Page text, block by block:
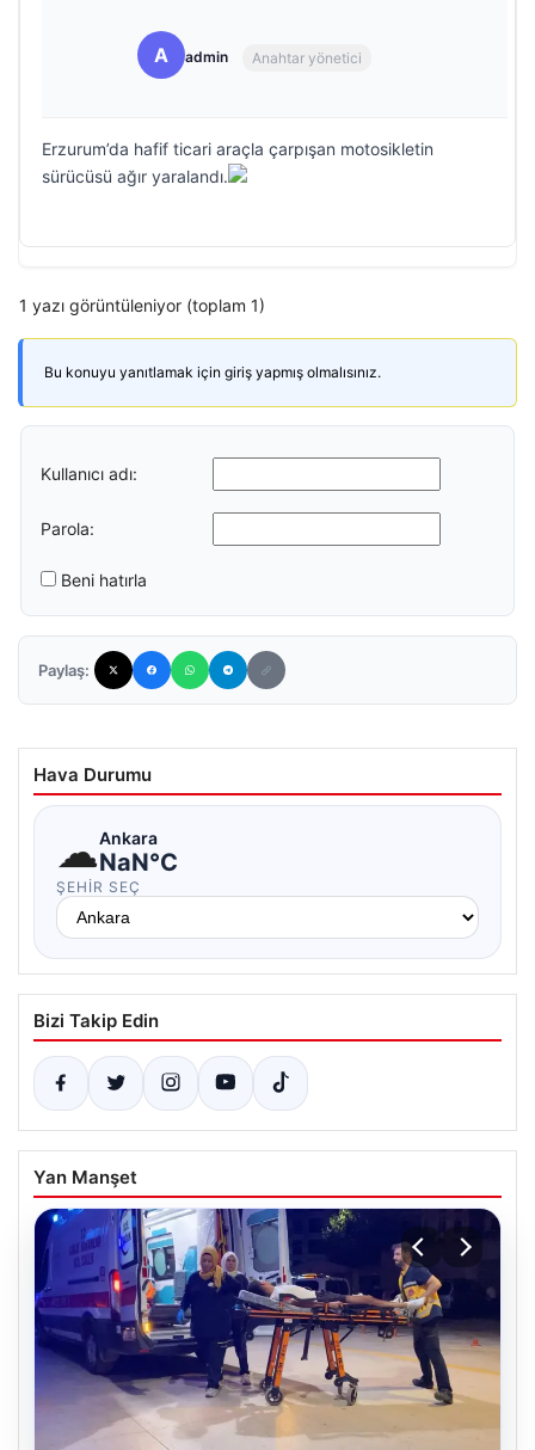
A admin Anahtar yönetici
Erzurum’da hafif ticari araçla çarpışan motosikletin
sürücüsü ağır yaralandı.
1 yazı görüntüleniyor (toplam 1)
Bu konuyu yanıtlamak için giriş yapmış olmalısınız.
Kullanıcı adı:
Parola:
Beni hatırla
Paylaş:
Hava Durumu
☁Ankara
NaN°C
ŞEHIR SEÇ
Bizi Takip Edin
Yan Manşet